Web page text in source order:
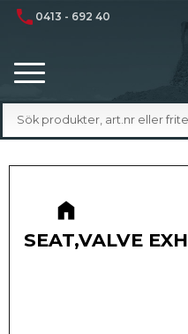
phone 0413 - 692 40
SEAT,VALVE EXH